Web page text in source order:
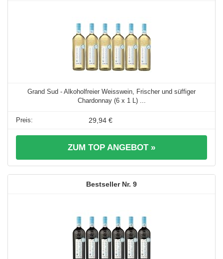
Grand Sud - Alkoholfreier Weisswein, Frischer und süffiger
Chardonnay (6 x 1 L) ...
29,94 €
ZUM TOP ANGEBOT »
9